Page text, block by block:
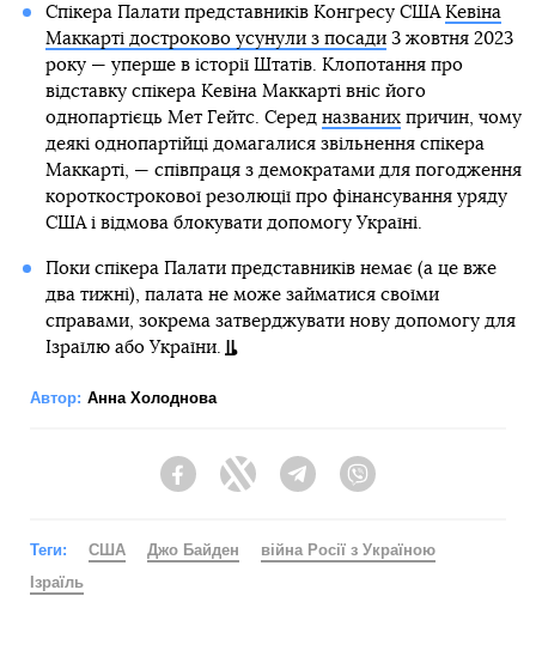
Спікера Палати представників Конгресу США Кевіна
Маккарті достроково усунули з посади3 жовтня 2023
року — уперше в історії Штатів. Клопотання про
відставку спікера Кевіна Маккарті вніс його
однопартієць Мет Гейтс. Серед названихпричин, чому
деякі однопартійці домагалися звільнення спікера
Маккарті, — співпраця з демократами для погодження
короткострокової резолюції про фінансування уряду
США і відмова блокувати допомогу Україні.
Поки спікера Палати представників немає (а це вже
два тижні), палата не може займатися своїми
справами, зокрема затверджувати нову допомогу для
Ізраїлю або України.
Автор: Анна Холоднова
FacebookTwitter Telegram
Теги: США Джо Байден
війна Росії з Україною
Ізраїль